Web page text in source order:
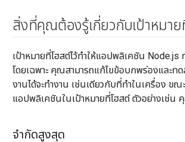
สิ่งที่คุณต้องรู้เกี่ยวกับเป้าหมาย
เป้าหมายที่โฮสต์ไว้ทำให้แอปพลิเคชัน
โดยเฉพาะ คุณสามารถแก้ไขข้อบกพร่องและทด
งานได้จะทำงาน เช่นเดียวกับที่ทำในเครื่อง ข
แอปพลิเคชันในเป้าหมายที่โฮสต์ ตัวอย่างเช่น
จำกัดสูงสุด